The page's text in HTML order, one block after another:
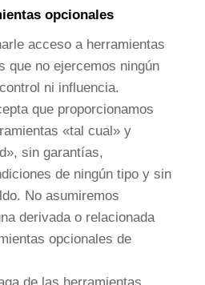
opcionales
acceso a herramientas
que no ejercemos ningún
ni influencia.
que proporcionamos
«tal cual» y
sin garantías,
de ningún tipo y sin
No asumiremos
derivada o relacionada
opcionales de